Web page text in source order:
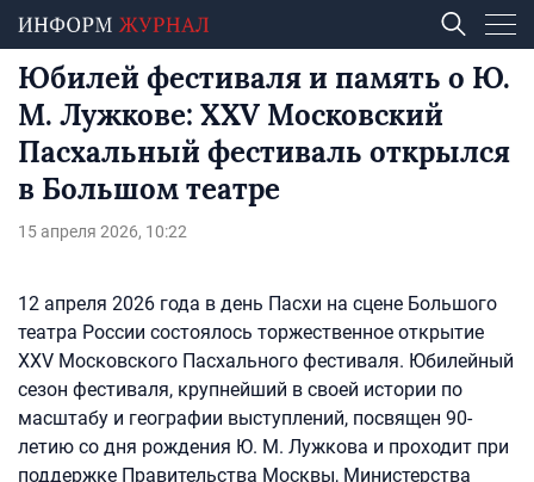
Юбилей фестиваля и память о Ю.
М. Лужкове: XXV Московский
Пасхальный фестиваль открылся
в Большом театре
15 апреля 2026, 10:22
12 апреля 2026 года в день Пасхи на сцене Большого
театра России состоялось торжественное открытие
XXV Московского Пасхального фестиваля. Юбилейный
сезон фестиваля, крупнейший в своей истории по
масштабу и географии выступлений, посвящен 90-
летию со дня рождения Ю. М. Лужкова и проходит при
поддержке Правительства Москвы, Министерства